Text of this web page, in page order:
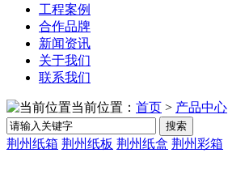
工程案例
合作品牌
新闻资讯
关于我们
联系我们
当前位置： 首页 > 产品中心
搜索
荆州纸箱 荆州纸板 荆州纸盒 荆州彩箱